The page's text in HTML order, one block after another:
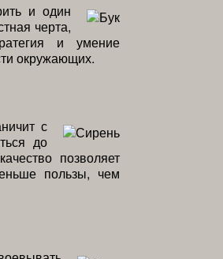
и один
черта,
и умение
окружающих.
с
до
позволяет
пользы, чем